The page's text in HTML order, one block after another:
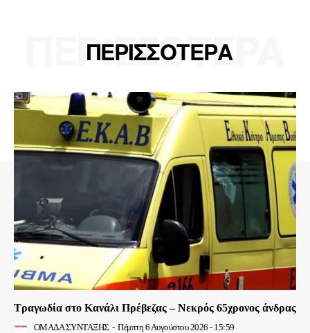
ΠΕΡΙΣΣΟΤΕΡΑ
ΠΕΡΙΣΣΟΤΕΡΑ
Τραγωδία στο Κανάλι Πρέβεζας – Νεκρός 65χρονος άνδρας
ΟΜΑΔΑ ΣΥΝΤΑΞΗΣ - Πέμπτη 6 Αυγούστου 2026 - 15:59